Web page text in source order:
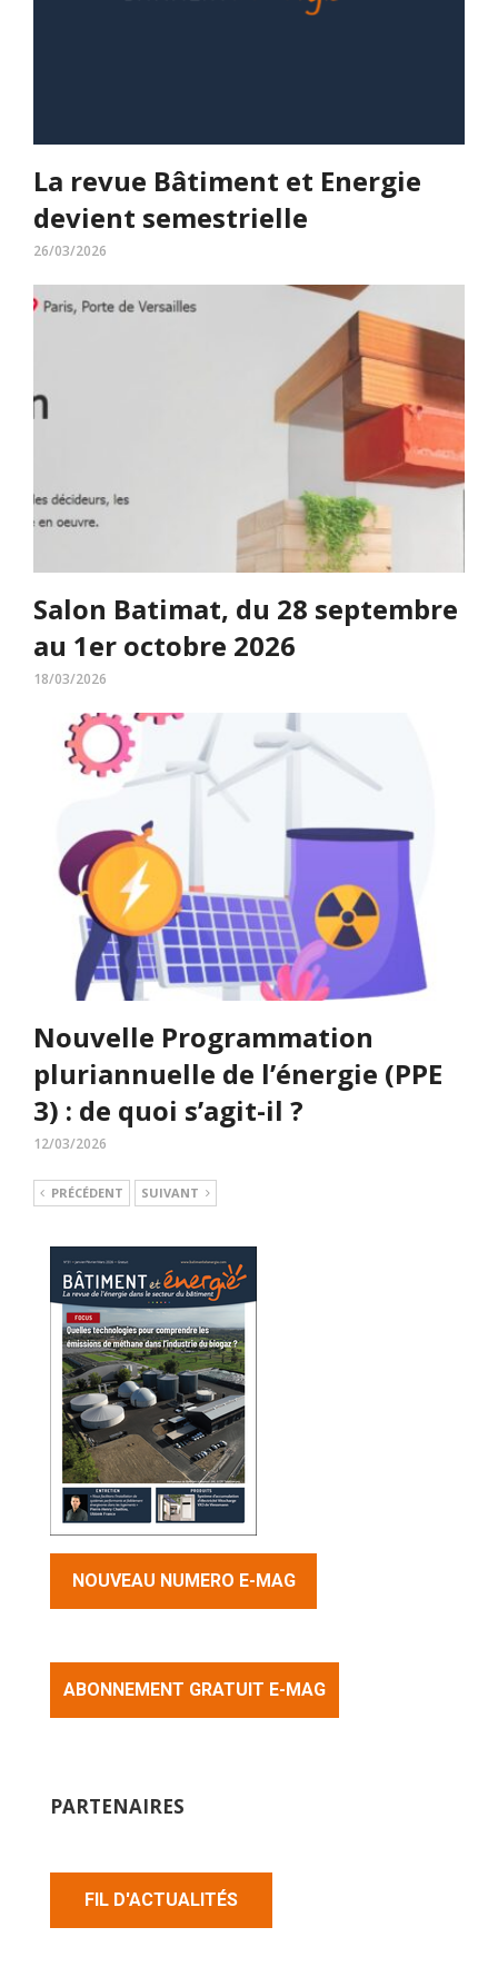
La revue Bâtiment et Energie
devient semestrielle
26/03/2026
Salon Batimat, du 28 septembre
au 1er octobre 2026
18/03/2026
Nouvelle Programmation
pluriannuelle de l’énergie (PPE
3) : de quoi s’agit-il ?
12/03/2026
PRÉCÉDENT SUIVANT
NOUVEAU NUMERO E-MAG
ABONNEMENT GRATUIT E-MAG
PARTENAIRES
FIL D'ACTUALITÉS